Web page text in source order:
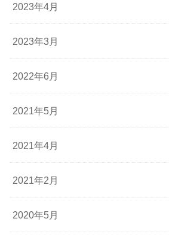
2023年4月
2023年3月
2022年6月
2021年5月
2021年4月
2021年2月
2020年5月